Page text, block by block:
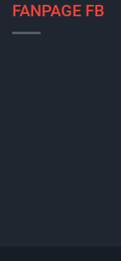
FANPAGE FB